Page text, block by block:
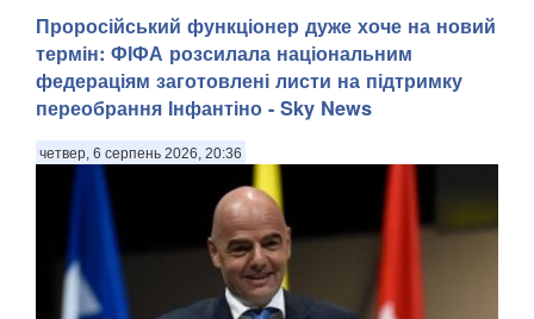
Проросійський функціонер дуже хоче на новий
термін: ФІФА розсилала національним
федераціям заготовлені листи на підтримку
переобрання Інфантіно - Sky News
четвер, 6 серпень 2026, 20:36